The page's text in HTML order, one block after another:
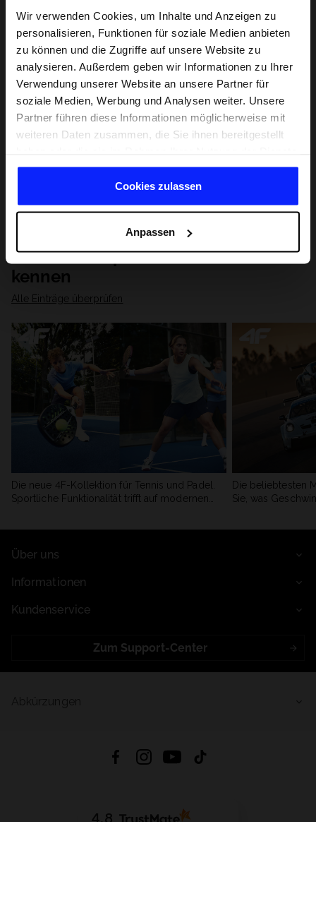
Wir verwenden Cookies, um Inhalte und Anzeigen zu
personalisieren, Funktionen für soziale Medien anbieten
zu können und die Zugriffe auf unsere Website zu
analysieren. Außerdem geben wir Informationen zu Ihrer
Verwendung unserer Website an unsere Partner für
soziale Medien, Werbung und Analysen weiter. Unsere
Partner führen diese Informationen möglicherweise mit
weiteren Daten zusammen, die Sie ihnen bereitgestellt
gesammelt haben.
Cookies zulassen
Anpassen
Lernen Sie Sport von Grund auf
kennen
Alle Einträge überprüfen
Die neue 4F-Kollektion für Tennis und Padel.
Sportliche Funktionalität trifft auf modernen
Die beliebtesten
Sie, was
Über uns
Informationen
Kundenservice
Zum Support-Center
4.8